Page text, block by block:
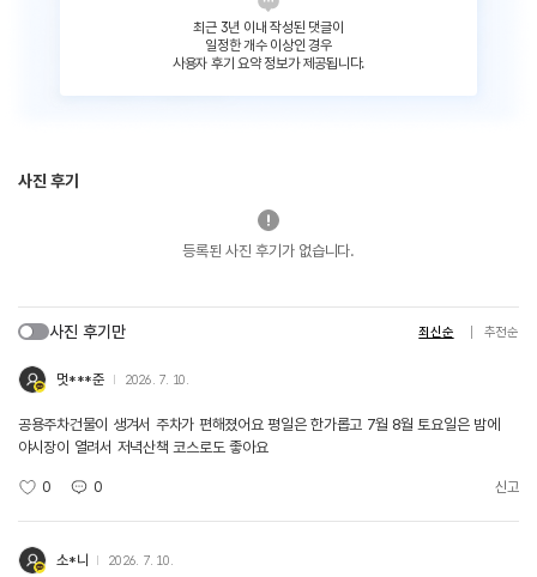
최근 3년 이내 작성된 댓글이
일정한 개수 이상인 경우
사용자 후기 요약 정보가 제공됩니다.
사진 후기
등록된 사진 후기가 없습니다.
사진 후기만 최신순 추천순
멋***준 2026. 7. 10.
공용주차건물이 생겨서 주차가 편해졌어요 평일은 한가롭고 7월 8월 토요일은 밤에
야시장이 열려서 저녁산책 코스로도 좋아요
0 0 신고
소*니 2026. 7. 10.